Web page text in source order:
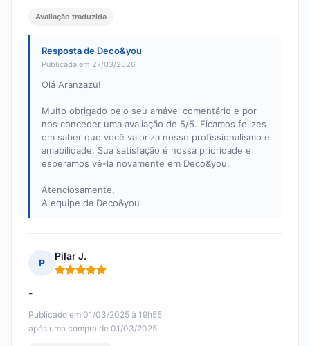
Avaliação traduzida
Resposta de Deco&you
Publicada em 27/03/2026
Olá Aranzazu!
Muito obrigado pelo seu amável comentário e por
nos conceder uma avaliação de 5/5. Ficamos felizes
em saber que você valoriza nosso profissionalismo e
amabilidade. Sua satisfação é nossa prioridade e
esperamos vê-la novamente em Deco&you.
Atenciosamente,
A equipe da Deco&you
P
Pilar J.
Nota: 5 em 5
Publicado em 01/03/2025 à 19h55
após uma compra de 01/03/2025
-